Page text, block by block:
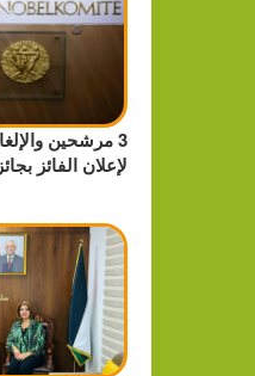
3 مرشحين
لإعلان الفائز